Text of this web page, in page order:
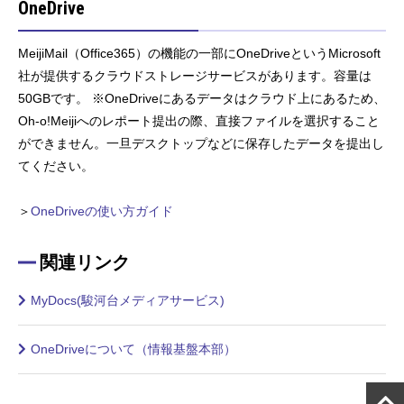
OneDrive
MeijiMail（Office365）の機能の一部にOneDriveというMicrosoft
社が提供するクラウドストレージサービスがあります。容量は
50GBです。 ※OneDriveにあるデータはクラウド上にあるため、
Oh-o!Meijiへのレポート提出の際、直接ファイルを選択すること
ができません。一旦デスクトップなどに保存したデータを提出し
てください。
＞OneDriveの使い方ガイド
関連リンク
MyDocs(駿河台メディアサービス)
OneDriveについて（情報基盤本部）